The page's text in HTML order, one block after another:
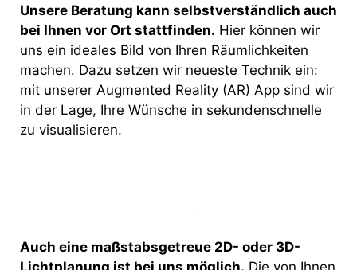
Unsere Beratung kann selbstverständlich auch
bei Ihnen vor Ort stattfinden. Hier können wir
uns ein ideales Bild von Ihren Räumlichkeiten
machen. Dazu setzen wir neueste Technik ein:
mit unserer Augmented Reality (AR) App sind wir
in der Lage, Ihre Wünsche in sekundenschnelle
zu visualisieren.
Auch eine maßstabsgetreue 2D- oder 3D-
Lichtplanung ist bei uns möglich. Die von Ihnen